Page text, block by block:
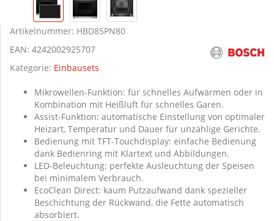
Artikelnummer: HBD85PN80
EAN: 4242002925707
Kategorie: Einbausets
Mikrowellen-Funktion: für schnelles Aufwärmen oder in
Kombination mit Heißluft für schnelles Garen.
Assist-Funktion: automatische Einstellung von optimaler
Heizart, Temperatur und Dauer für unzählige Gerichte.
Bedienung mit TFT-Touchdisplay: einfache Bedienung
dank Bedienring mit Klartext und Abbildungen.
LED-Beleuchtung: perfekte Ausleuchtung der Speisen
bei minimalem Verbrauch.
EcoClean Direct: kaum Putzaufwand dank spezieller
Beschichtung der Rückwand, die Fette automatisch
absorbiert.